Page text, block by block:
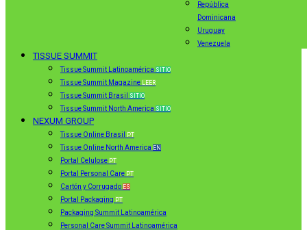
República
Dominicana
Uruguay
Venezuela
TISSUE SUMMIT
Tissue Summit Latinoamérica SITIO
Tissue Summit Magazine LEER
Tissue Summit Brasil SITIO
Tissue Summit North America SITIO
NEXUM GROUP
Tissue Online Brasil PT
Tissue Online North America EN
Portal Celulose PT
Portal Personal Care PT
Cartón y Corrugado ES
Portal Packaging PT
Packaging Summit Latinoamérica
Personal Care Summit Latinoamérica